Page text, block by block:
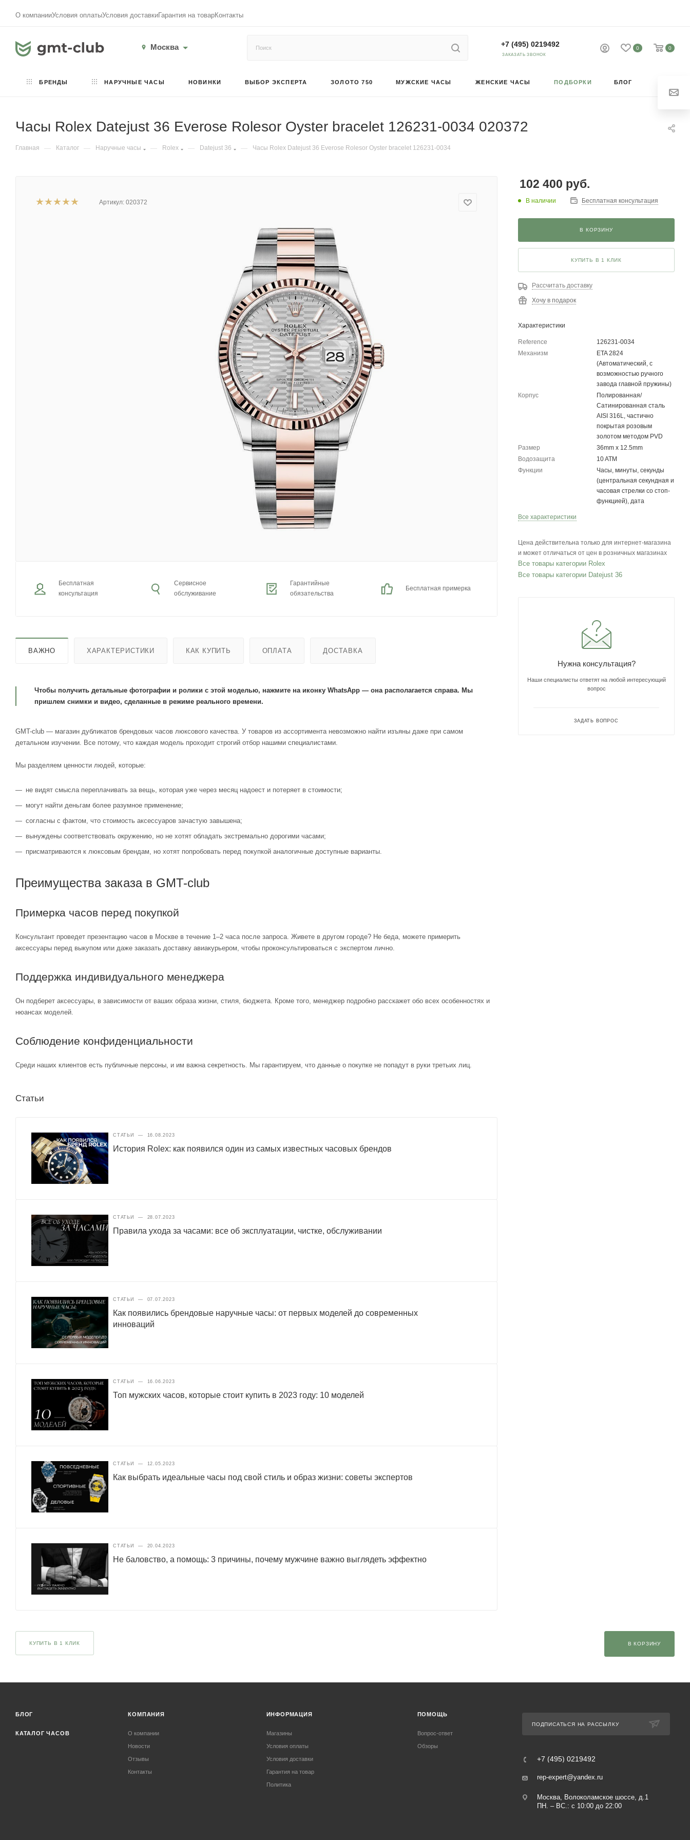
О компанииУсловия оплатыУсловия доставкиГарантия на товарКонтакты
Москва 0 0
+7 (495) 0219492
ЗАКАЗАТЬ ЗВОНОК
БРЕНДЫ НАРУЧНЫЕ ЧАСЫ НОВИНКИ ВЫБОР ЭКСПЕРТА ЗОЛОТО 750 МУЖСКИЕ ЧАСЫ ЖЕНСКИЕ ЧАСЫ ПОДБОРКИ БЛОГ
Часы Rolex Datejust 36 Everose Rolesor Oyster bracelet 126231-0034 020372
Главная — Каталог — Наручные часы — Rolex — Datejust 36 — Часы Rolex Datejust 36 Everose Rolesor Oyster bracelet 126231-0034
Артикул: 020372
Бесплатная
консультация
Сервисное
обслуживание
Гарантийные
обязательства
Бесплатная примерка
ВАЖНО ХАРАКТЕРИСТИКИ КАК КУПИТЬ ОПЛАТА ДОСТАВКА
Чтобы получить детальные фотографии и ролики с этой моделью, нажмите на иконку WhatsApp — она располагается справа. Мы
пришлем снимки и видео, сделанные в режиме реального времени.
GMT-club — магазин дубликатов брендовых часов люксового качества. У товаров из ассортимента невозможно найти изъяны даже при самом
детальном изучении. Все потому, что каждая модель проходит строгий отбор нашими специалистами.
Мы разделяем ценности людей, которые:
не видят смысла переплачивать за вещь, которая уже через месяц надоест и потеряет в стоимости;
могут найти деньгам более разумное применение;
согласны с фактом, что стоимость аксессуаров зачастую завышена;
вынуждены соответствовать окружению, но не хотят обладать экстремально дорогими часами;
присматриваются к люксовым брендам, но хотят попробовать перед покупкой аналогичные доступные варианты.
Преимущества заказа в GMT-club
Примерка часов перед покупкой
Консультант проведет презентацию часов в Москве в течение 1–2 часа после запроса. Живете в другом городе? Не беда, можете примерить
аксессуары перед выкупом или даже заказать доставку авиакурьером, чтобы проконсультироваться с экспертом лично.
Поддержка индивидуального менеджера
Он подберет аксессуары, в зависимости от ваших образа жизни, стиля, бюджета. Кроме того, менеджер подробно расскажет обо всех особенностях и
нюансах моделей.
Соблюдение конфиденциальности
Среди наших клиентов есть публичные персоны, и им важна секретность. Мы гарантируем, что данные о покупке не попадут в руки третьих лиц.
Статьи
СТАТЬИ — 16.08.2023
История Rolex: как появился один из самых известных часовых брендов
СТАТЬИ — 28.07.2023
Правила ухода за часами: все об эксплуатации, чистке, обслуживании
СТАТЬИ — 07.07.2023
Как появились брендовые наручные часы: от первых моделей до современных
инноваций
СТАТЬИ — 16.06.2023
Топ мужских часов, которые стоит купить в 2023 году: 10 моделей
СТАТЬИ — 12.05.2023
Как выбрать идеальные часы под свой стиль и образ жизни: советы экспертов
СТАТЬИ — 20.04.2023
Не баловство, а помощь: 3 причины, почему мужчине важно выглядеть эффектно
102 400 руб.
В наличии Бесплатная консультация
В КОРЗИНУ
КУПИТЬ В 1 КЛИК
Рассчитать доставку
Хочу в подарок
Характеристики
Reference
126231-0034
Механизм
ETA 2824
(Автоматический, с
возможностью ручного
завода главной пружины)
Корпус
Полированная/
Сатинированная сталь
AISI 316L, частично
покрытая розовым
золотом методом PVD
Размер
36mm x 12.5mm
Водозащита
10 ATM
Функции
Часы, минуты, секунды
(центральная секундная и
часовая стрелки со стоп-
функцией), дата
Все характеристики
Цена действительна только для интернет-магазина
и может отличаться от цен в розничных магазинах
Все товары категории Rolex
Все товары категории Datejust 36
Нужна консультация?
Наши специалисты ответят на любой интересующий
вопрос
ЗАДАТЬ ВОПРОС
КУПИТЬ В 1 КЛИК В КОРЗИНУ
БЛОГ
КАТАЛОГ ЧАСОВ
КОМПАНИЯ
О компании
Новости
Отзывы
Контакты
ИНФОРМАЦИЯ
Магазины
Условия оплаты
Условия доставки
Гарантия на товар
Политика
ПОМОЩЬ
Вопрос-ответ
Обзоры
ПОДПИСАТЬСЯ НА РАССЫЛКУ
+7 (495) 0219492
rep-expert@yandex.ru
Москва, Волоколамское шоссе, д.1
ПН. – ВС.: с 10:00 до 22:00